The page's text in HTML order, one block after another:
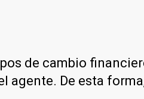
de cambio
agente. De esta